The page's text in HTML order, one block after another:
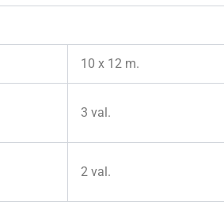
10 x 12 m.
3 val.
2 val.